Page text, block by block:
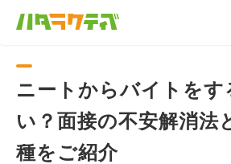
ニートからバイトをす
い？面接の不安解消法
種をご紹介